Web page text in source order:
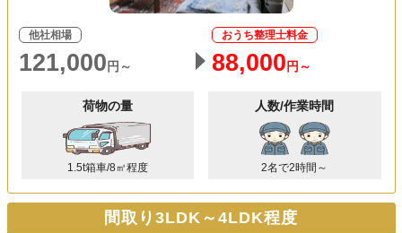
他社相場
121,000 円～
おうち整理士料金
88,000 円～
荷物の量
1.5t箱車/8㎥程度
人数/作業時間
2名で2時間～
間取り3LDK～4LDK程度